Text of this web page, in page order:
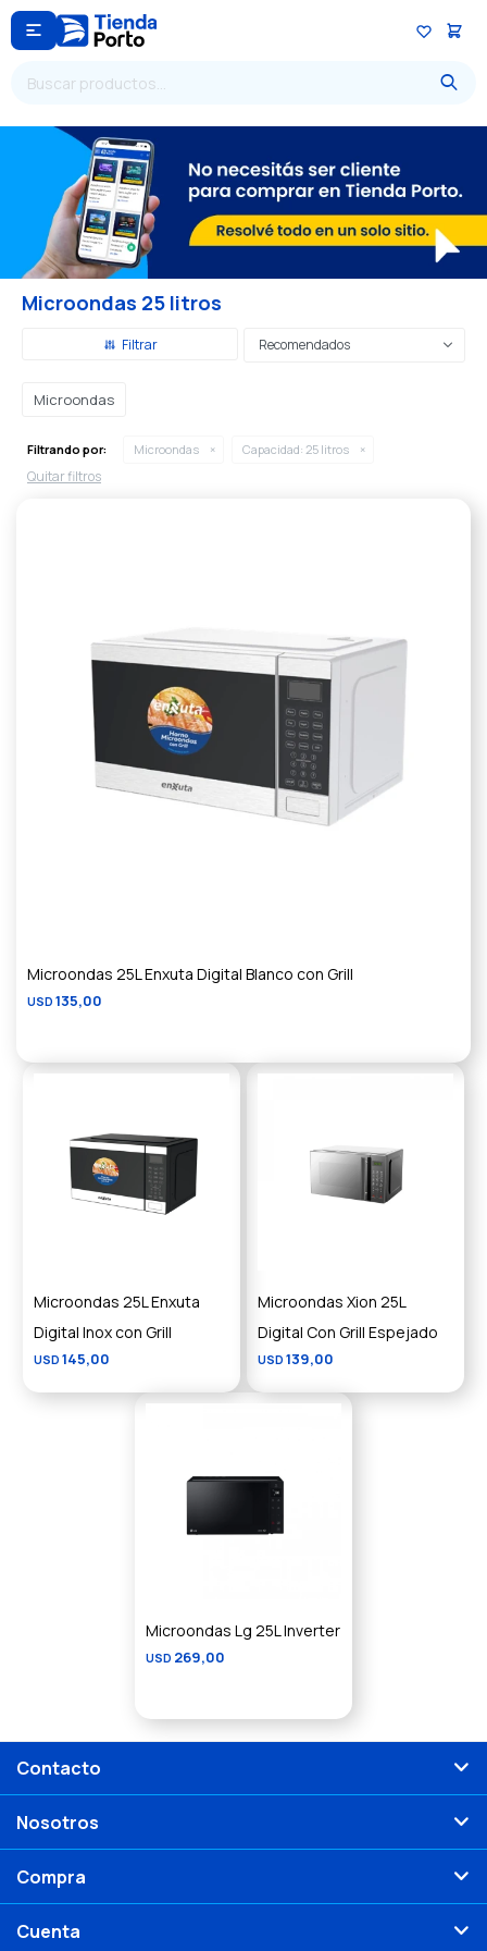

Microondas 25 litros
Recomendados
Microondas
Filtrando por: Microondas Capacidad: 25 litros
Quitar filtros
Microondas 25L Enxuta Digital Blanco con Grill
USD 135,00
Microondas 25L Enxuta
Digital Inox con Grill
USD 145,00
Microondas Xion 25L
Digital Con Grill Espejado
USD 139,00
Microondas Lg 25L Inverter
USD 269,00
Contacto
Nosotros
Compra
Cuenta